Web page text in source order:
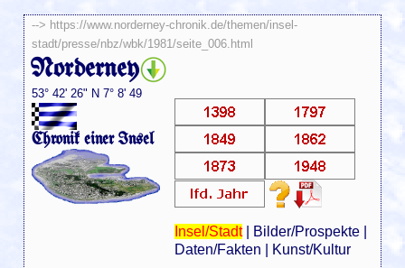
--> https://www.norderney-chronik.de/themen/insel-
stadt/presse/nbz/wbk/1981/seite_006.html
Norderney
53° 42' 26" N 7° 8' 49
Chronik einer Insel
Insel/Stadt| Bilder/Prospekte|
Daten/Fakten
Kunst/Kultur